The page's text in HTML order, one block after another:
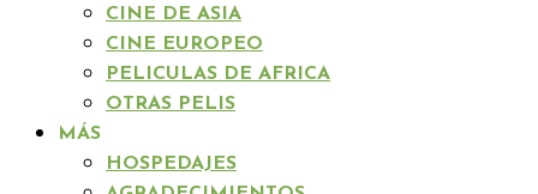
CINE DE ASIA
CINE EUROPEO
PELICULAS DE AFRICA
OTRAS PELIS
MÁS
HOSPEDAJES